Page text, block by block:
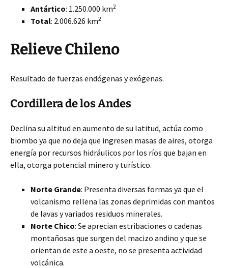
Antártico: 1.250.000 km2
Total: 2.006.626 km2
Relieve Chileno
Resultado de fuerzas endógenas y exógenas.
Cordillera de los Andes
Declina su altitud en aumento de su latitud, actúa como
biombo ya que no deja que ingresen masas de aires, otorga
energía por recursos hidráulicos por los ríos que bajan en
ella, otorga potencial minero y turístico.
Norte Grande: Presenta diversas formas ya que el
volcanismo rellena las zonas deprimidas con mantos
de lavas y variados residuos minerales.
Norte Chico: Se aprecian estribaciones o cadenas
montañosas que surgen del macizo andino y que se
orientan de este a oeste, no se presenta actividad
volcánica.